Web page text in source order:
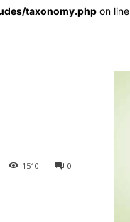
taxonomy.php on line
0
1510